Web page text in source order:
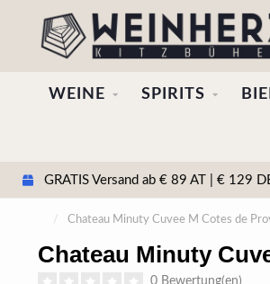
WEINE SPIRITS
GRATIS Versand ab € 89 AT | € 129
/ Chateau Minuty Cuvee M Cotes de
Chateau Minuty
0 Bewertung(en)